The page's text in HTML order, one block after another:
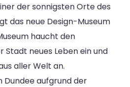
der sonnigsten Orte des
das neue Design-Museum
haucht den
Stadt neues Leben ein und
aller Welt an.
Dundee aufgrund der